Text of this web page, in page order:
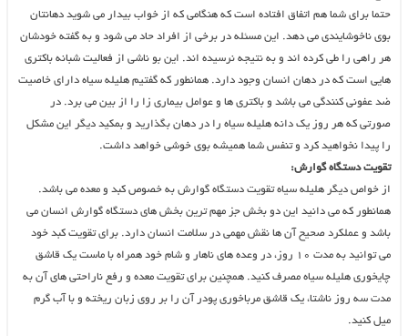
حتما برای شما هم اتفاق افتاده است که هنگامی که از خواب بیدار می شوید دهانتان
بوی ناخوشایندی می دهد. این مسئله در برخی از افراد حاد می شود و به گفته خودشان
هر راهی را طی کرده اند و به نتیجه نرسیده اند. این بو ناشی از فعالیت شبانه باکتری
هایی است که در دهان انسان وجود دارد. همانطور که گفتیم هلیله سیاه دارای خاصیت
ضد عفونی کنندگی می باشد و باکتری ها و عوامل بیماری زا را از بین می برد. در
صورتی که هر روز یک دانه هلیله سیاه را در دهان بگذارید و بمکید دیگر این مشکل
را پیدا نخواهید کرد و تنفس شما همیشه بوی خوشی خواهد داشت.
تقویت دستگاه گوارش:
از خواص دیگر هلیله سیاه تقویت دستگاه گوارش به خصوص کبد و معده می باشد.
همانطور که می دانید این دو بخش جز مهم ترین بخش های دستگاه گوارش انسان می
باشد و عملکرد صحیح آن ها نقش مهمی در سلامت انسان دارد. برای تقویت کبد خود
می توانید به مدت ۱۰ روز، در وعده های ناهار و شام خود همراه با ماست یک قاشق
چایخوری هلیله سیاه مصرف کنید. همچنین برای تقویت معده و رفع ناراحتی های آن به
مدت سه روز ناشتا، یک قاشق مرباخوری پودر آن را بر روی زبان ریخته و با آب گرم
میل کنید.